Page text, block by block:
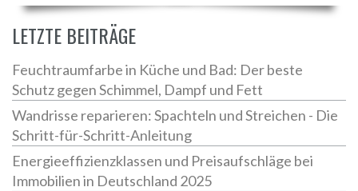
LETZTE BEITRÄGE
Feuchtraumfarbe in Küche und Bad: Der beste
Schutz gegen Schimmel, Dampf und Fett
Wandrisse reparieren: Spachteln und Streichen - Die
Schritt-für-Schritt-Anleitung
Energieeffizienzklassen und Preisaufschläge bei
Immobilien in Deutschland 2025